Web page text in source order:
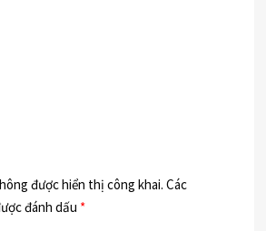
được hiển thị công khai. Các
đánh dấu *